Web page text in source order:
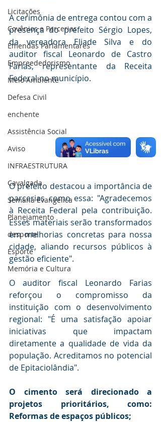
Licitações
Covênios e Parcerias
Emendas Parlamentares
Empreededorismo
Meio Ambiente
Defesa Civil
enchente
Assistência Social
Aviso
INFRAESTRUTURA
Cavalgada
Semana Evangélica
Planejamento
desporte
Esporte
Memória e Cultura
A cerimônia de entrega contou com a
presença do prefeito Sérgio Lopes,
da vereadora Eliade Silva e do
auditor fiscal Leonardo de Castro
Farias, representante da Receita
Federal no município.
O prefeito destacou a importância de
parcerias como essa: "Agradecemos
à Receita Federal pela contribuição.
Esses materiais serão transformados
em melhorias concretas para nossa
cidade, aliando recursos públicos à
gestão eficiente".
O auditor fiscal Leonardo Farias
reforçou o compromisso da
instituição com o desenvolvimento
regional: "É uma satisfação apoiar
iniciativas que impactam
diretamente a qualidade de vida da
população. Acreditamos no potencial
de Epitaciolândia".
O cimento será direcionado a
projetos prioritários, como:
Reformas de espaços públicos;